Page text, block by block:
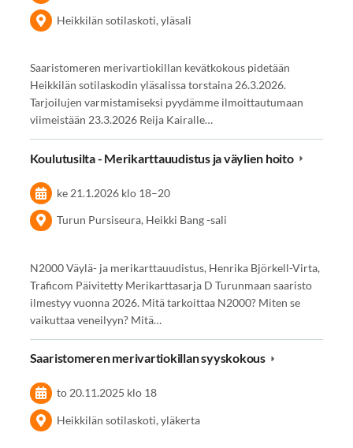
Heikkilän sotilaskoti, yläsali
Saaristomeren merivartiokillan kevätkokous pidetään
Heikkilän sotilaskodin yläsalissa torstaina 26.3.2026.
Tarjoilujen varmistamiseksi pyydämme ilmoittautumaan
viimeistään 23.3.2026 Reija Kairalle…
Koulutusilta - Merikarttauudistus ja väylien hoito
ke 21.1.2026 klo 18–20
Turun Pursiseura, Heikki Bang -sali
N2000 Väylä- ja merikarttauudistus, Henrika Björkell-Virta,
Traficom Päivitetty Merikarttasarja D Turunmaan saaristo
ilmestyy vuonna 2026. Mitä tarkoittaa N2000? Miten se
vaikuttaa veneilyyn? Mitä…
Saaristomeren merivartiokillan syyskokous
to 20.11.2025 klo 18
Heikkilän sotilaskoti, yläkerta